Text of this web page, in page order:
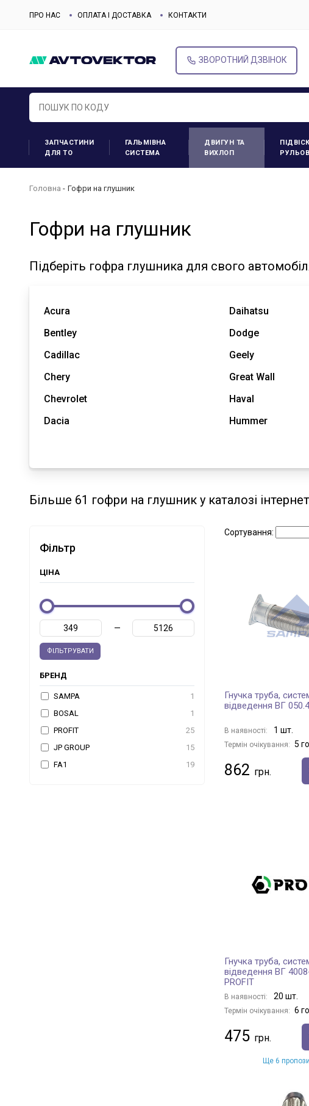
ПРО НАС ОПЛАТА І ДОСТАВКА КОНТАКТИ
ЗВОРОТНИЙ ДЗВІНОК
ЗАПЧАСТИНИ
ДЛЯ ТО
ГАЛЬМІВНА
СИСТЕМА
ДВИГУН ТА
ВИХЛОП
Головна Гофри на глушник
Гофри на глушник
Підберіть гофра глушника для свого
Acura
Bentley
Cadillac
Chery
Chevrolet
Dacia
Daihatsu
Dodge
Geely
Great Wall
Haval
Hummer
Більше 61 гофри на глушник у каталозі
Фільтр
ЦІНА
—
ФІЛЬТРУВАТИ
БРЕНД
SAMPA
1
BOSAL
1
PROFIT
25
JP GROUP
15
FA1
19
Сортування:
Гнучка труба,
відведення ВГ
В наявності: 1 шт.
Термін очікування: 5
862
Гнучка труба,
відведення ВГ
PROFIT
В наявності: 20 шт.
Термін очікування: 6
475
Ще 6